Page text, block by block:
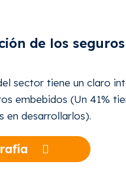
de los seguros
sector tiene un claro
embebidos (Un 41%
en desarrollarlos).